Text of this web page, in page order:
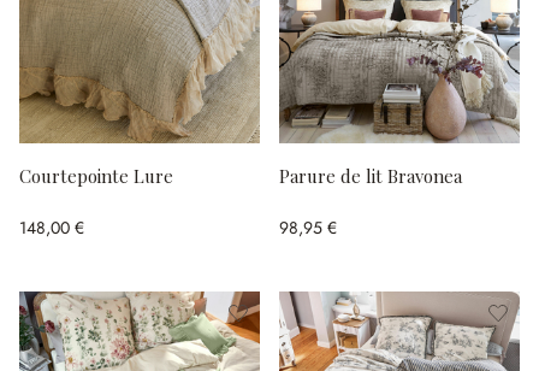
Courtepointe Lure
148,00 €
Parure de lit Bravonea
98,95 €